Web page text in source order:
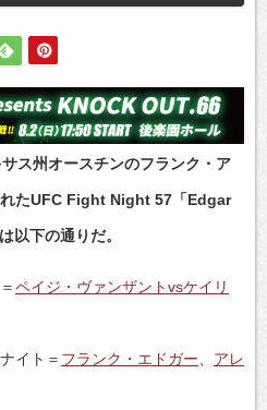
ス州オースチンのフランク・ア
たUFC Fight Night 57「Edgar
以下の通りだ。
ペイジ・ヴァンザントvsケイリ
イト＝ フランク・エドガー アレ